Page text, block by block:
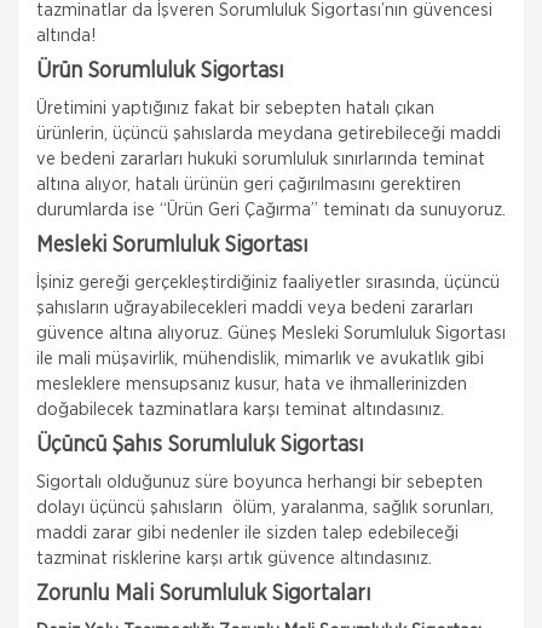
tazminatlar da İşveren Sorumluluk Sigortası’nın güvencesi
altında!
Ürün Sorumluluk Sigortası
Üretimini yaptığınız fakat bir sebepten hatalı çıkan
ürünlerin, üçüncü şahıslarda meydana getirebileceği maddi
ve bedeni zararları hukuki sorumluluk sınırlarında teminat
altına alıyor, hatalı ürünün geri çağırılmasını gerektiren
durumlarda ise “Ürün Geri Çağırma” teminatı da sunuyoruz.
Mesleki Sorumluluk Sigortası
İşiniz gereği gerçekleştirdiğiniz faaliyetler sırasında, üçüncü
şahısların uğrayabilecekleri maddi veya bedeni zararları
güvence altına alıyoruz. Güneş Mesleki Sorumluluk Sigortası
ile mali müşavirlik, mühendislik, mimarlık ve avukatlık gibi
mesleklere mensupsanız kusur, hata ve ihmallerinizden
doğabilecek tazminatlara karşı teminat altındasınız.
Üçüncü Şahıs Sorumluluk Sigortası
Sigortalı olduğunuz süre boyunca herhangi bir sebepten
dolayı üçüncü şahısların ölüm, yaralanma, sağlık sorunları,
maddi zarar gibi nedenler ile sizden talep edebileceği
tazminat risklerine karşı artık güvence altındasınız.
Zorunlu Mali Sorumluluk Sigortaları